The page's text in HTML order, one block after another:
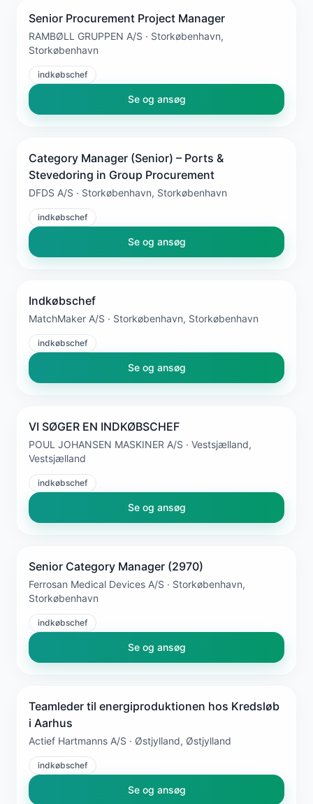
Senior Procurement Project Manager
RAMBØLL GRUPPEN A/S · Storkøbenhavn,
Storkøbenhavn
indkøbschef
Se og ansøg
Category Manager (Senior) – Ports &
Stevedoring in Group Procurement
DFDS A/S · Storkøbenhavn, Storkøbenhavn
indkøbschef
Se og ansøg
Indkøbschef
MatchMaker A/S · Storkøbenhavn, Storkøbenhavn
indkøbschef
Se og ansøg
VI SØGER EN INDKØBSCHEF
POUL JOHANSEN MASKINER A/S · Vestsjælland,
Vestsjælland
indkøbschef
Se og ansøg
Senior Category Manager (2970)
Ferrosan Medical Devices A/S · Storkøbenhavn,
Storkøbenhavn
indkøbschef
Se og ansøg
Teamleder til energiproduktionen hos Kredsløb
i Aarhus
Actief Hartmanns A/S · Østjylland, Østjylland
indkøbschef
Se og ansøg